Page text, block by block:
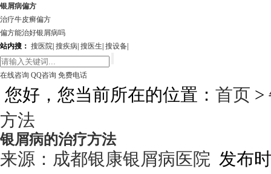
银屑病偏方
治疗牛皮癣偏方
偏方能治好银屑病吗
站内搜： 搜医院 搜疾病 搜医生 搜设备
在线咨询 QQ咨询 免费电话
您好，您当前所在的位置： 首页 >
方法
银屑病的治疗方法
来源： 成都银康银屑病医院 发布